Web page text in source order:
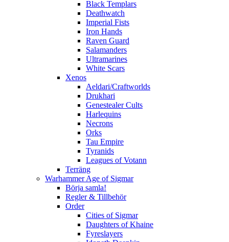
Black Templars
Deathwatch
Imperial Fists
Iron Hands
Raven Guard
Salamanders
Ultramarines
White Scars
Xenos
Aeldari/Craftworlds
Drukhari
Genestealer Cults
Harlequins
Necrons
Orks
Tau Empire
Tyranids
Leagues of Votann
Terräng
Warhammer Age of Sigmar
Börja samla!
Regler & Tillbehör
Order
Cities of Sigmar
Daughters of Khaine
Fyreslayers